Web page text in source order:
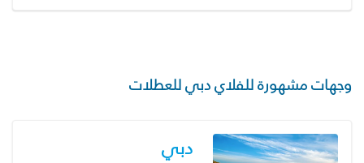
وجهات مشهورة للفلاي دبي للعطلات
دبي